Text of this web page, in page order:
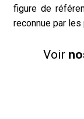
figure de
reconnue par
Voir